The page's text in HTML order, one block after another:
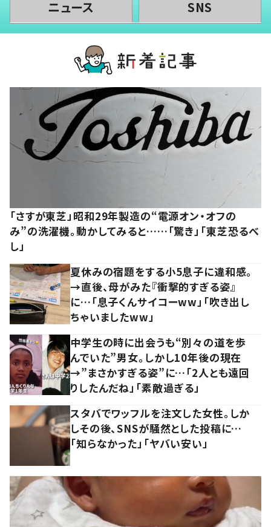
ニュース SNS
「さすが東芝」昭和29年製造の“電源オン・オフの
み”の洗濯機。動かしてみると……「驚き」「東芝恐るべ
し」
夏休みの宿題をする小5息子に違和感。
→直後、母がみた『衝撃的すぎる姿』
に…「息子くんサイコーww」「吹き出し
ちゃいましたww」
中学生の時に出会うも“別々の道を歩
んでいた”男女。しかし10年後の現在
→”まさかすぎる姿”に…「2人とも遠回
りしたんだね」「素敵過ぎる」
スタバでワッフルを注文した女性。しか
しその後、SNSが騒然とした投稿に…
「知らなかった」「ヤバい安い」